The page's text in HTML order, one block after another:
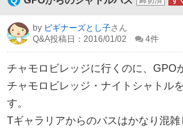
by ビギナーズとし子さん
Q&A投稿日：2016/01/02
4件
チャモロビレッジに行くのに、GPO
チャモロビレッジ・ナイトシャトル
す。
Tギャラリアからのバスはかなり混